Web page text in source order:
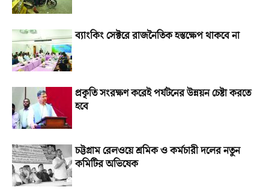
ব্যাংকিং সেক্টরে রাজনৈতিক হস্তক্ষেপ থাকবে না
প্রকৃতি সংরক্ষণ করেই পর্যটনের উন্নয়ন চেষ্টা করতে
হবে
চট্টগ্রাম রেলওয়ে শ্রমিক ও কর্মচারী দলের নতুন
কমিটির অভিষেক